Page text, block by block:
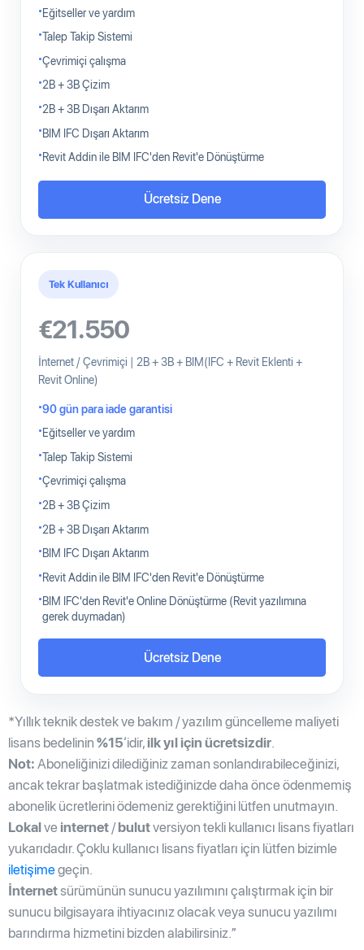
Eğitseller ve yardım
Talep Takip Sistemi
Çevrimiçi çalışma
2B + 3B Çizim
2B + 3B Dışarı Aktarım
BIM IFC Dışarı Aktarım
Revit Addin ile BIM IFC'den Revit'e Dönüştürme
Ücretsiz Dene
Tek Kullanıcı
€21.550
İnternet / Çevrimiçi | 2B + 3B + BIM(IFC + Revit Eklenti +
Revit Online)
90 gün para iade garantisi
Eğitseller ve yardım
Talep Takip Sistemi
Çevrimiçi çalışma
2B + 3B Çizim
2B + 3B Dışarı Aktarım
BIM IFC Dışarı Aktarım
Revit Addin ile BIM IFC'den Revit'e Dönüştürme
BIM IFC'den Revit'e Online Dönüştürme (Revit yazılımına
gerek duymadan)
Ücretsiz Dene
*Yıllık teknik destek ve bakım / yazılım güncelleme maliyeti
lisans bedelinin %15‘idir, ilk yıl için ücretsizdir
Not: Aboneliğinizi dilediğiniz zaman sonlandırabileceğinizi,
ancak tekrar başlatmak istediğinizde daha önce ödenmemiş
abonelik ücretlerini ödemeniz gerektiğini lütfen unutmayın.
Lokalve internet /bulutversiyon tekli kullanıcı lisans fiyatları
yukarıdadır. Çoklu kullanıcı lisans fiyatları için lütfen bizimle
iletişimegeçin.
İnternetsürümünün sunucu yazılımını çalıştırmak için bir
sunucu bilgisayara ihtiyacınız olacak veya sunucu yazılımı
barındırma hizmetini bizden alabilirsiniz.”